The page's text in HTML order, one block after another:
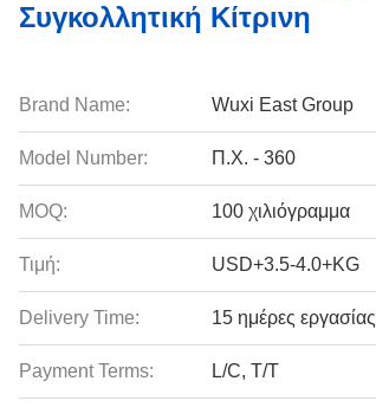
Συγκολλητική Κίτρινη
Brand Name: Wuxi East Group
Model Number: Π.Χ. - 360
MOQ: 100 χιλιόγραμμα
Τιμή: USD+3.5-4.0+KG
Delivery Time: 15 ημέρες εργασίας
Payment Terms: L/C, T/T